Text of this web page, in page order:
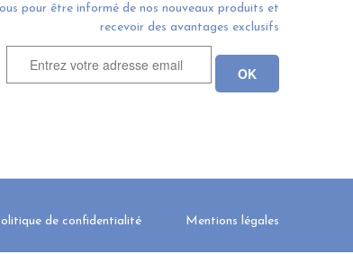
pour être informé de nos nouveaux produits et
recevoir des avantages exclusifs
de confidentialité Mentions légales